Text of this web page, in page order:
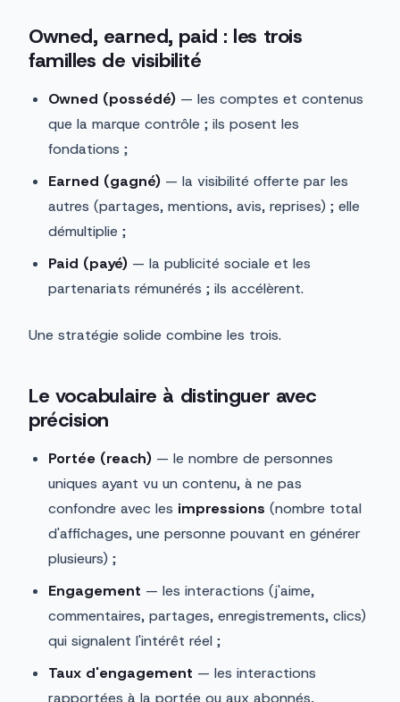
Owned, earned, paid : les trois
familles de visibilité
Owned (possédé) — les comptes et contenus
que la marque contrôle ; ils posent les
fondations ;
Earned (gagné) — la visibilité offerte par les
autres (partages, mentions, avis, reprises) ; elle
démultiplie ;
Paid (payé) — la publicité sociale et les
partenariats rémunérés ; ils accélèrent.
Une stratégie solide combine les trois.
Le vocabulaire à distinguer avec
précision
Portée (reach) — le nombre de personnes
uniques ayant vu un contenu, à ne pas
confondre avec les impressions (nombre total
d'affichages, une personne pouvant en générer
plusieurs) ;
Engagement — les interactions (j'aime,
commentaires, partages, enregistrements, clics)
qui signalent l'intérêt réel ;
Taux d'engagement — les interactions